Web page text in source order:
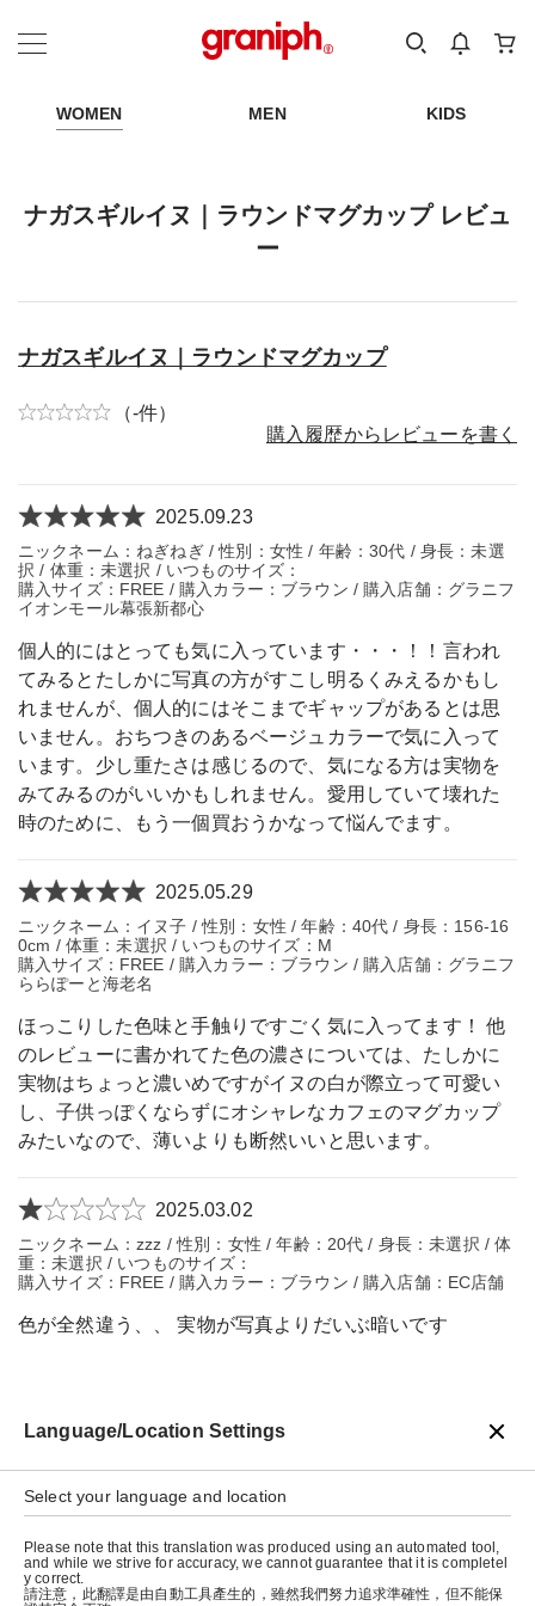
カテゴリーから探す
WOMEN MEN KIDS
ナガスギルイヌ｜ラウンドマグカップ レビュ
ー
ナガスギルイヌ｜ラウンドマグカップ
（-件）
購入履歴からレビューを書く
2025.09.23
ニックネーム：ねぎねぎ / 性別：女性 / 年齢：30代 / 身長：未選
択 / 体重：未選択 / いつものサイズ：
購入サイズ：FREE / 購入カラー：ブラウン / 購入店舗：グラニフ
イオンモール幕張新都心
個人的にはとっても気に入っています・・・！！言われ
てみるとたしかに写真の方がすこし明るくみえるかもし
れませんが、個人的にはそこまでギャップがあるとは思
いません。おちつきのあるベージュカラーで気に入って
います。少し重たさは感じるので、気になる方は実物を
みてみるのがいいかもしれません。愛用していて壊れた
時のために、もう一個買おうかなって悩んでます。
2025.05.29
ニックネーム：イヌ子 / 性別：女性 / 年齢：40代 / 身長：156-16
0cm / 体重：未選択 / いつものサイズ：M
購入サイズ：FREE / 購入カラー：ブラウン / 購入店舗：グラニフ
ららぽーと海老名
ほっこりした色味と手触りですごく気に入ってます！ 他
のレビューに書かれてた色の濃さについては、たしかに
実物はちょっと濃いめですがイヌの白が際立って可愛い
し、子供っぽくならずにオシャレなカフェのマグカップ
みたいなので、薄いよりも断然いいと思います。
2025.03.02
ニックネーム：zzz / 性別：女性 / 年齢：20代 / 身長：未選択 / 体
重：未選択 / いつものサイズ：
購入サイズ：FREE / 購入カラー：ブラウン / 購入店舗：EC店舗
色が全然違う、、 実物が写真よりだいぶ暗いです
Language/Location Settings
Select your language and location
Please note that this translation was produced using an automated tool,
and while we strive for accuracy, we cannot guarantee that it is completel
y correct.
請注意，此翻譯是由自動工具產生的，雖然我們努力追求準確性，但不能保